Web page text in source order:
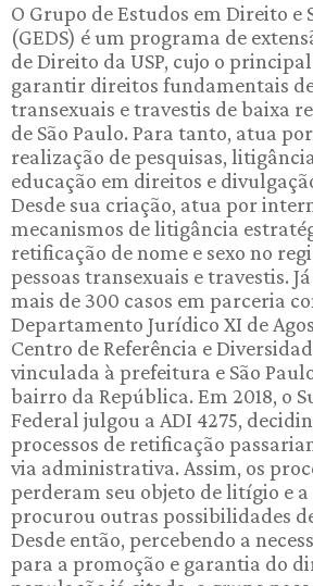
O Grupo de Estudos em Direito e
(GEDS) é um programa de
de Direito da USP, cujo o
garantir direitos fundamentais de
transexuais e travestis de baixa
de São Paulo. Para tanto, atua
realização de pesquisas,
educação em direitos e
Desde sua criação, atua por
mecanismos de litigância
retificação de nome e sexo no
pessoas transexuais e travestis.
mais de 300 casos em parceria
Departamento Jurídico XI de
Centro de Referência e
vinculada à prefeitura e São
bairro da República. Em 2018, o
Federal julgou a ADI 4275,
processos de retificação
via administrativa. Assim, os
perderam seu objeto de litígio e a
procurou outras possibilidades
Desde então, percebendo a
para a promoção e garantia do